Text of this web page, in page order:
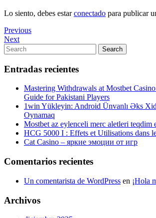
Lo siento, debes estarconectado para publicar
Navegación
de
entradas
Previous
Post
Previous
Next
Post
Next
Search
for:
Search
Entradas recientes
Mastering Withdrawals at Mostbet
Guide for Pakistani Players
1win Yükleyin: Android Ünvanlı Əks
Oynamaq
Mostbet az eylenceli merc aletleri teqdim
HCG 5000 I : Effets et Utilisations dans
Cat Casino – яркие эмоции от игр
Comentarios recientes
Un comentarista de WordPress en ¡Hola
Archivos